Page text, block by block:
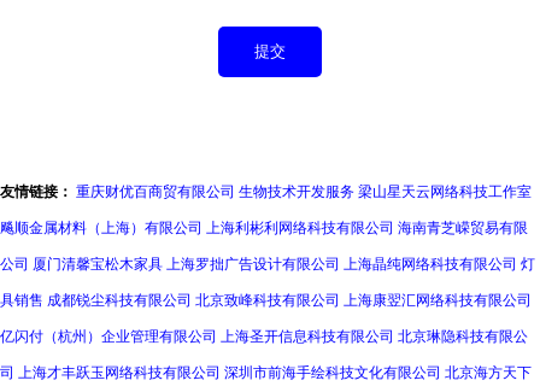
友情链接： 重庆财优百商贸有限公司 生物技术开发服务 梁山星天云网络科技工作室
飚顺金属材料（上海）有限公司 上海利彬利网络科技有限公司 海南青芝嵘贸易有限
公司 厦门清馨宝松木家具 上海罗拙广告设计有限公司 上海晶纯网络科技有限公司 灯
具销售 成都锐尘科技有限公司 北京致峰科技有限公司 上海康翌汇网络科技有限公司
亿闪付（杭州）企业管理有限公司 上海圣开信息科技有限公司 北京琳隐科技有限公
司 上海才丰跃玉网络科技有限公司 深圳市前海手绘科技文化有限公司 北京海方天下